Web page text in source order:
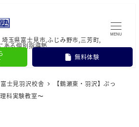
玉県富士見市,ふじみ野市,三芳町,
ある個別指導塾
無料体験
MENU
富士見羽沢校舎
【鶴瀬東・羽沢】ぷっ
科実験教室〜